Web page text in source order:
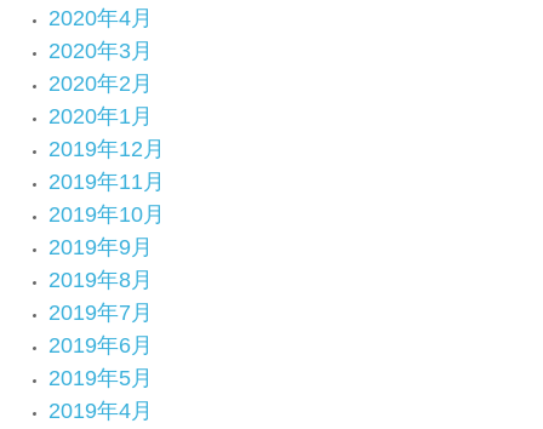
2020年4月
2020年3月
2020年2月
2020年1月
2019年12月
2019年11月
2019年10月
2019年9月
2019年8月
2019年7月
2019年6月
2019年5月
2019年4月